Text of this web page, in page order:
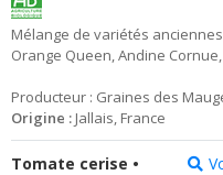
Mélange de variétés
Orange Queen, Andine
Producteur : Graines des
Origine : Jallais, France
Tomate cerise •